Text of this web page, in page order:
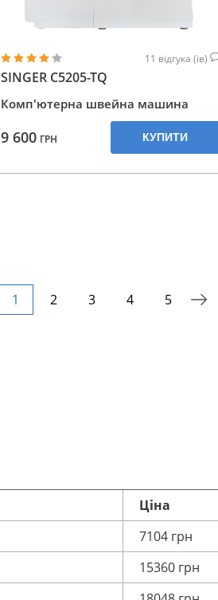
11 відгука (ів)
SINGER C5205-TQ
Комп'ютерна швейна машина
9 600 ГРН КУПИТИ
1 2 3 4 5
Ціна
7104 грн
15360 грн